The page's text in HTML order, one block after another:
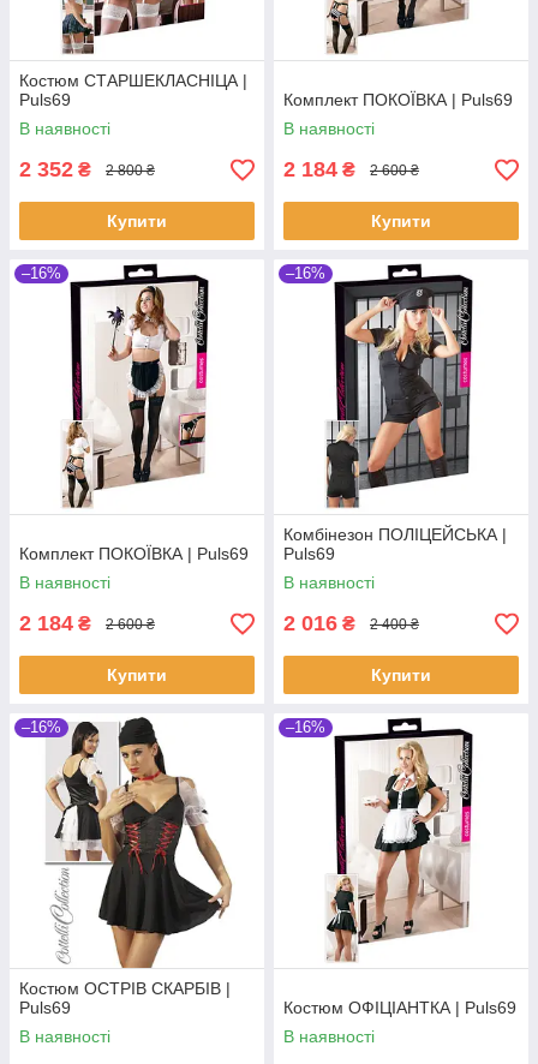
Костюм СТАРШЕКЛАСНІЦА |
Puls69
В наявності
2 352 ₴ 2 800 ₴
Купити
Комплект ПОКОЇВКА | Puls69
В наявності
2 184 ₴ 2 600 ₴
Купити
–16%
Комплект ПОКОЇВКА | Puls69
В наявності
2 184 ₴ 2 600 ₴
Купити
–16%
Комбінезон ПОЛІЦЕЙСЬКА |
Puls69
В наявності
2 016 ₴ 2 400 ₴
Купити
–16%
Костюм ОСТРІВ СКАРБІВ |
Puls69
В наявності
–16%
Костюм ОФІЦІАНТКА | Puls69
В наявності